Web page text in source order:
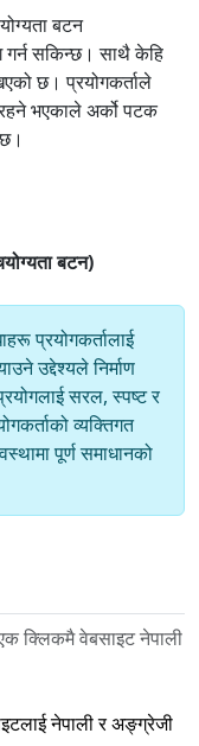
बटन
सकिन्छ। साथै केहि
छ। प्रयोगकर्ताले
भएकाले अर्को पटक
बटन)
प्रयोगकर्तालाई
उद्देश्यले निर्माण
सरल, स्पष्ट र
व्यक्तिगत
पूर्ण समाधानको
क्लिकमै वेबसाइट नेपाली
नेपाली र अङ्ग्रेजी